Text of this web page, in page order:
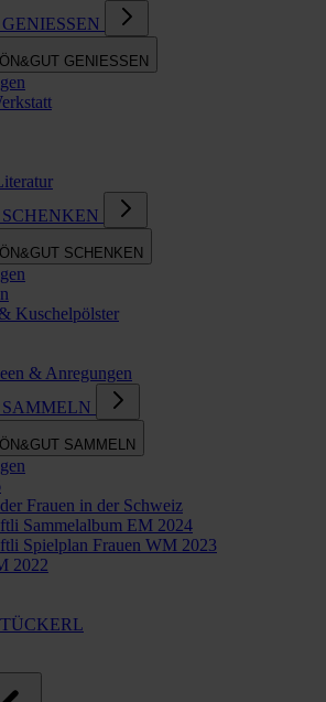
GENIESSEN
SCHENKEN
Kuschelpölster
& Anregungen
SAMMELN
Frauen in der Schweiz
Sammelalbum EM 2024
Spielplan Frauen WM 2023
2022